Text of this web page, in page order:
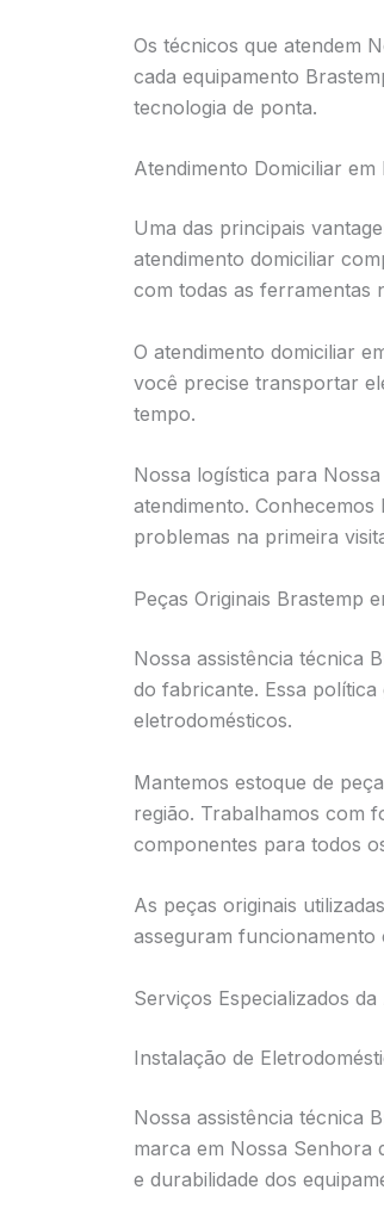
Os técnicos que atendem
cada equipamento
tecnologia de ponta.
Atendimento Domiciliar
Uma das principais
atendimento domiciliar
com todas as ferramentas
O atendimento domiciliar
você precise transportar
tempo.
Nossa logística para
atendimento.
problemas na primeira
Peças Originais Brastemp
Nossa assistência técnica
do fabricante. Essa
eletrodomésticos.
Mantemos estoque de
região. Trabalhamos com
componentes para todos
As peças originais
asseguram funcionamento
Serviços Especializados
Instalação de
Nossa assistência técnica
marca em Nossa Senhora
e durabilidade dos